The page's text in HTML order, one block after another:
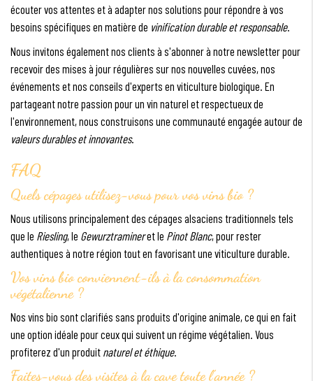
écouter vos attentes et à adapter nos solutions pour répondre à vos
besoins spécifiques en matière de vinification durable et responsable.
Nous invitons également nos clients à s'abonner à notre newsletter pour
recevoir des mises à jour régulières sur nos nouvelles cuvées, nos
événements et nos conseils d'experts en viticulture biologique. En
partageant notre passion pour un vin naturel et respectueux de
l'environnement, nous construisons une communauté engagée autour de
valeurs durables et innovantes.
FAQ
Quels cépages utilisez-vous pour vos vins bio ?
Nous utilisons principalement des cépages alsaciens traditionnels tels
que le Riesling, le Gewurztramineret le Pinot Blanc, pour rester
authentiques à notre région tout en favorisant une viticulture durable.
Vos vins bio conviennent-ils à la consommation
végétalienne ?
Nos vins bio sont clarifiés sans produits d'origine animale, ce qui en fait
une option idéale pour ceux qui suivent un régime végétalien. Vous
profiterez d'un produit naturel et éthique.
Faites-vous des visites à la cave toute l'année ?